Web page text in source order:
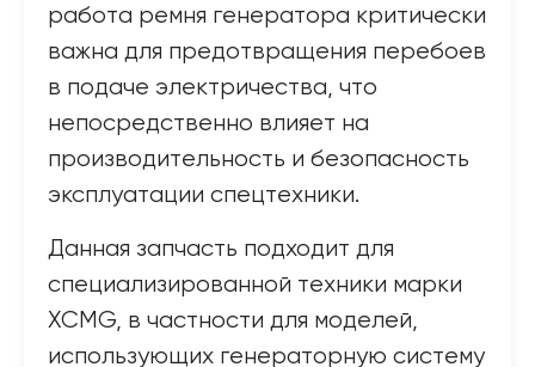
работа ремня генератора критически
важна для предотвращения перебоев
в подаче электричества, что
непосредственно влияет на
производительность и безопасность
эксплуатации спецтехники.
Данная запчасть подходит для
специализированной техники марки
XCMG, в частности для моделей,
использующих генераторную систему